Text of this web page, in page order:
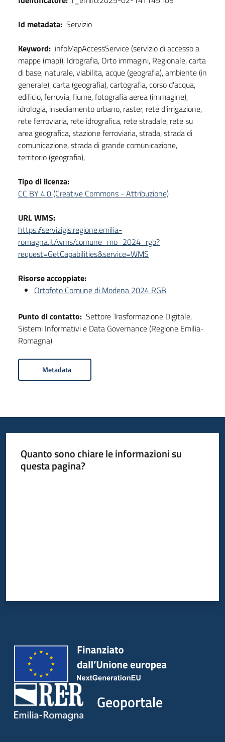
Id metadata: Servizio
Keyword: infoMapAccessService (servizio di accesso a
mappe (map)), Idrografia, Orto immagini, Regionale, carta
di base, naturale, viabilita, acque (geografia), ambiente (in
generale), carta (geografia), cartografia, corso d'acqua,
edificio, ferrovia, fiume, fotografia aerea (immagine),
idrologia, insediamento urbano, raster, rete d'irrigazione,
rete ferroviaria, rete idrografica, rete stradale, rete su
area geografica, stazione ferroviaria, strada, strada di
comunicazione, strada di grande comunicazione,
territorio (geografia),
Tipo di licenza:
CC BY 4.0 (Creative Commons - Attribuzione)
URL WMS:
https://servizigis.regione.emilia-
romagna.it/wms/comune_mo_2024_rgb?
request=GetCapabilities&service=WMS
Risorse accoppiate:
Ortofoto Comune di Modena 2024 RGB
Punto di contatto: Settore Trasformazione Digitale,
Sistemi Informativi e Data Governance (Regione Emilia-
Romagna)
Metadata
Quanto sono chiare le informazioni su
questa pagina?
Geoportale